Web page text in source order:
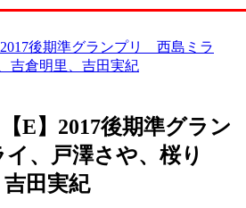
E】2017後期準グラン
、戸澤さや、桜り
田実紀